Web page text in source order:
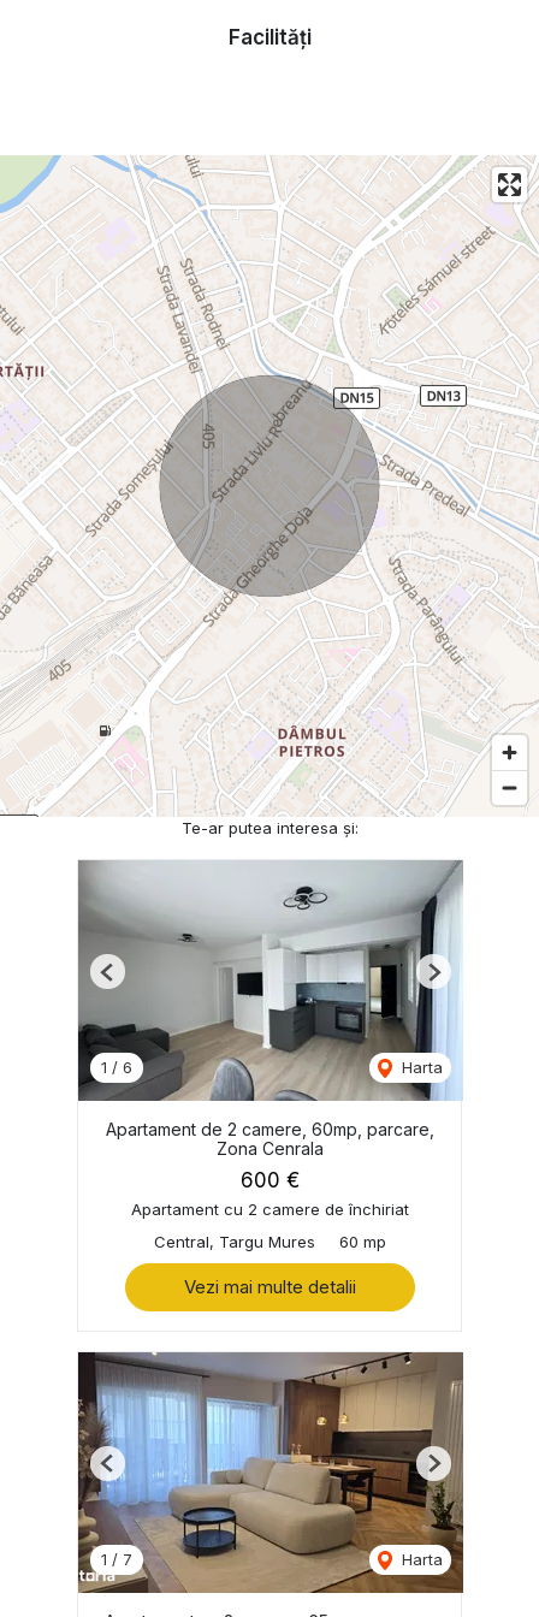
Facilități
Te-ar putea interesa și:
1 / 6 Harta
Previous Next
Apartament de 2 camere, 60mp, parcare,
Zona Cenrala
600 €
Apartament cu 2 camere de închiriat
Central, Targu Mures
60 mp
Vezi mai multe detalii
1 / 7 Harta
Previous Next